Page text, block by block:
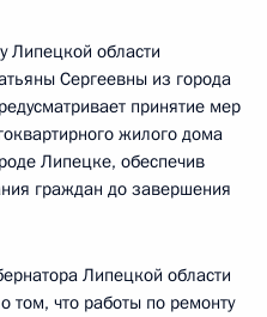
Липецкой области
Сергеевны из города
принятие мер
жилого дома
Липецке, обеспечив
граждан до завершения
Липецкой области
том, что работы по ремонту